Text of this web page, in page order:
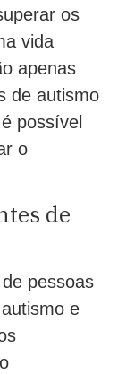
os
vida
apenas
de autismo
possível
o
de
pessoas
e